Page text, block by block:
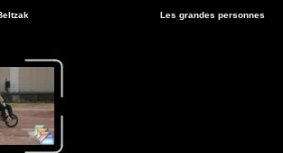
Les grandes personnes